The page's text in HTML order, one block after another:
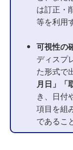
は訂正・
等を利用
可視性の
ディスプ
た形式で
月日」「
き、日付
項目を組
であるこ